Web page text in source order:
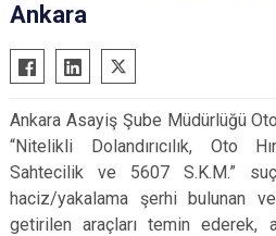
Ankara
Ankara Asayiş Şube Müdürlüğü
“Nitelikli Dolandırıcılık, Oto
Sahtecilik ve 5607 S.K.M.”
haciz/yakalama şerhi bulunan
getirilen araçları temin ederek,